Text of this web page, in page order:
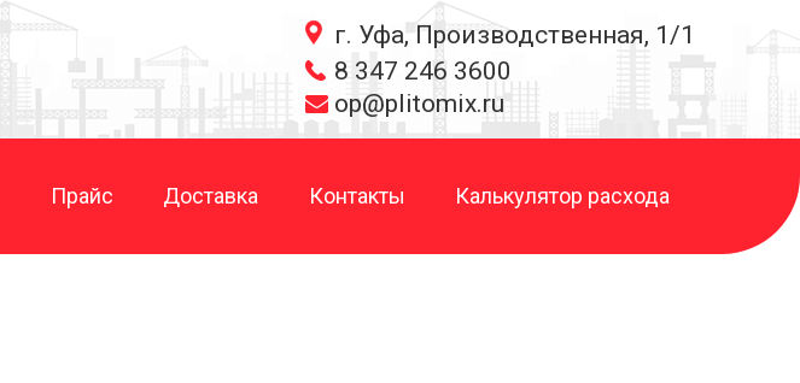
г. Уфа, Производственная, 1/1
8 347 246 3600
op@plitomix.ru
Прайс Доставка Контакты Калькулятор расхода